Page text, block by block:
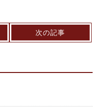
次の記事